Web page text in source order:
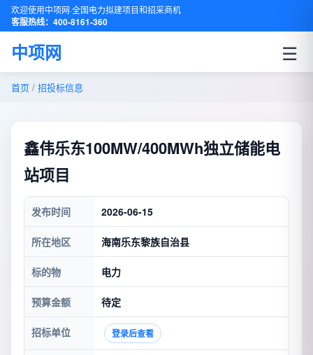
欢迎使用中项网·全国电力拟建项目和招采商机
客服热线：400-8161-360
中项网 ☰
首页 / 招投标信息
鑫伟乐东100MW/400MWh独立储能电
站项目
发布时间 2026-06-15
所在地区 海南乐东黎族自治县
标的物 电力
预算金额 待定
招标单位 登录后查看